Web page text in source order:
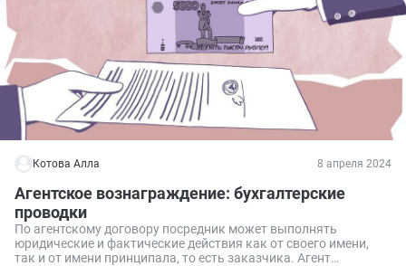
Котова Алла 8 апреля 2024
Агентское вознаграждение: бухгалтерские
проводки
По агентскому договору посредник может выполнять
юридические и фактические действия как от своего имени,
так и от имени принципала, то есть заказчика. Агент